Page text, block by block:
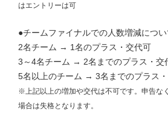
はエントリーは可
●チームファイナルでの人数増減につい
2名チーム → 1名のプラス・交代可
3～4名チーム → 2名までのプラス・交
5名以上のチーム → 3名までのプラス
※上記以上の増加や交代は不可です。申告な
場合は失格となります。